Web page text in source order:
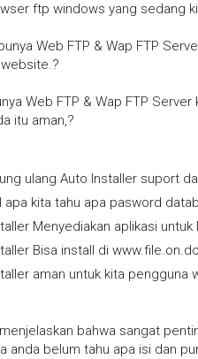
ftp windows yang sedang
Web FTP & Wap FTP
Web FTP & Wap FTP
itu aman,?
ulang Auto Installer suport
apa kita tahu apa pasword
Menyediakan aplikasi untuk
Bisa install di
aman untuk kita pengguna
bahwa sangat
anda belum tahu apa isi dan